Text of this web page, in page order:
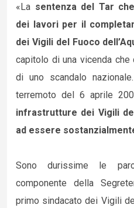
«La sentenza del Tar
dei lavori per il
dei Vigili del Fuoco
capitolo di una vicenda
di uno scandalo
terremoto del 6 aprile
infrastrutture dei Vigili
ad essere
Sono durissime le
componente della
primo sindacato dei Vigili